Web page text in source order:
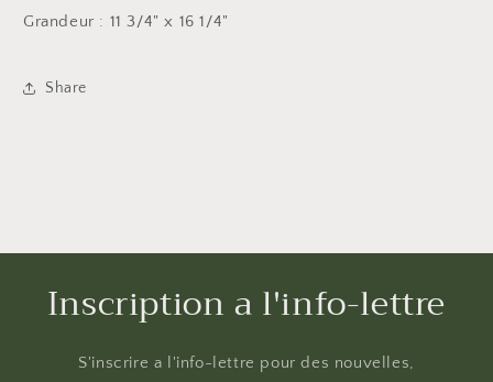
Grandeur : 11 3/4" x 16 1/4"
Share
Inscription a l'info-lettre
S'inscrire a l'info-lettre pour des nouvelles,